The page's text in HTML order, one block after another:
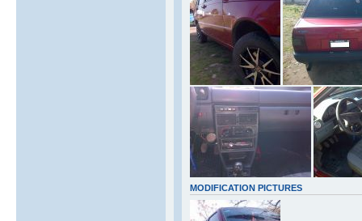
MODIFICATION PICTURES